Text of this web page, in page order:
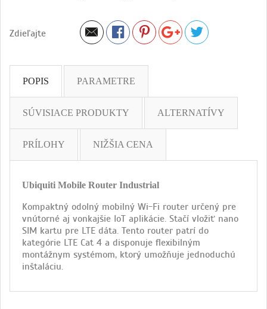
Zdieľajte
POPIS PARAMETRE
SÚVISIACE PRODUKTY ALTERNATÍVY
PRÍLOHY NIŽŠIA CENA
Ubiquiti Mobile Router Industrial
Kompaktný odolný mobilný Wi-Fi router určený pre
vnútorné aj vonkajšie IoT aplikácie. Stačí vložiť nano
SIM kartu pre LTE dáta. Tento router patrí do
kategórie LTE Cat 4 a disponuje flexibilným
montážnym systémom, ktorý umožňuje jednoduchú
inštaláciu.